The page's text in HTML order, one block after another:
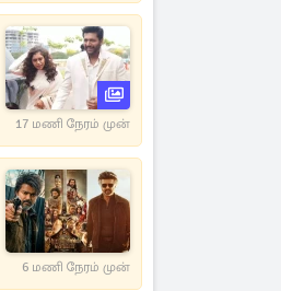
17 மணி நேரம் முன்
6 மணி நேரம் முன்